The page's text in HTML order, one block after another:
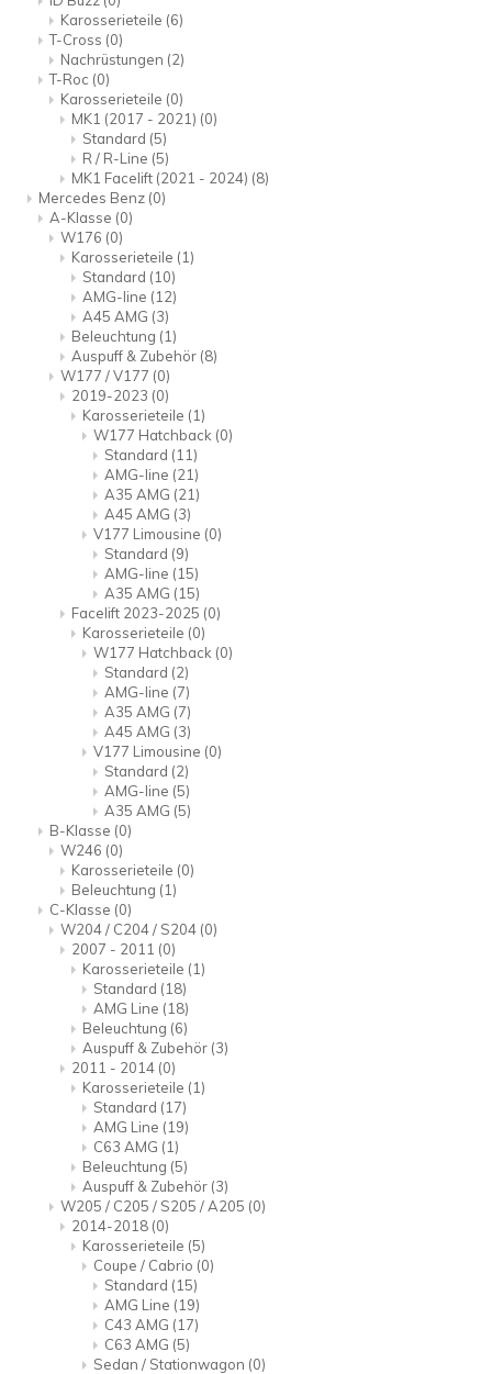
Karosserieteile (6)
T-Cross (0)
Nachrüstungen (2)
T-Roc (0)
Karosserieteile (0)
MK1 (2017 - 2021) (0)
Standard (5)
R / R-Line (5)
MK1 Facelift (2021 - 2024) (8)
Mercedes Benz (0)
A-Klasse (0)
W176 (0)
Karosserieteile (1)
Standard (10)
AMG-line (12)
A45 AMG (3)
Beleuchtung (1)
Auspuff & Zubehör (8)
W177 / V177 (0)
2019-2023 (0)
Karosserieteile (1)
W177 Hatchback (0)
Standard (11)
AMG-line (21)
A35 AMG (21)
A45 AMG (3)
V177 Limousine (0)
Standard (9)
AMG-line (15)
A35 AMG (15)
Facelift 2023-2025 (0)
Karosserieteile (0)
W177 Hatchback (0)
Standard (2)
AMG-line (7)
A35 AMG (7)
A45 AMG (3)
V177 Limousine (0)
Standard (2)
AMG-line (5)
A35 AMG (5)
B-Klasse (0)
W246 (0)
Karosserieteile (0)
Beleuchtung (1)
C-Klasse (0)
W204 / C204 / S204 (0)
2007 - 2011 (0)
Karosserieteile (1)
Standard (18)
AMG Line (18)
Beleuchtung (6)
Auspuff & Zubehör (3)
2011 - 2014 (0)
Karosserieteile (1)
Standard (17)
AMG Line (19)
C63 AMG (1)
Beleuchtung (5)
Auspuff & Zubehör (3)
W205 / C205 / S205 / A205 (0)
2014-2018 (0)
Karosserieteile (5)
Coupe / Cabrio (0)
Standard (15)
AMG Line (19)
C43 AMG (17)
C63 AMG (5)
Sedan / Stationwagon (0)